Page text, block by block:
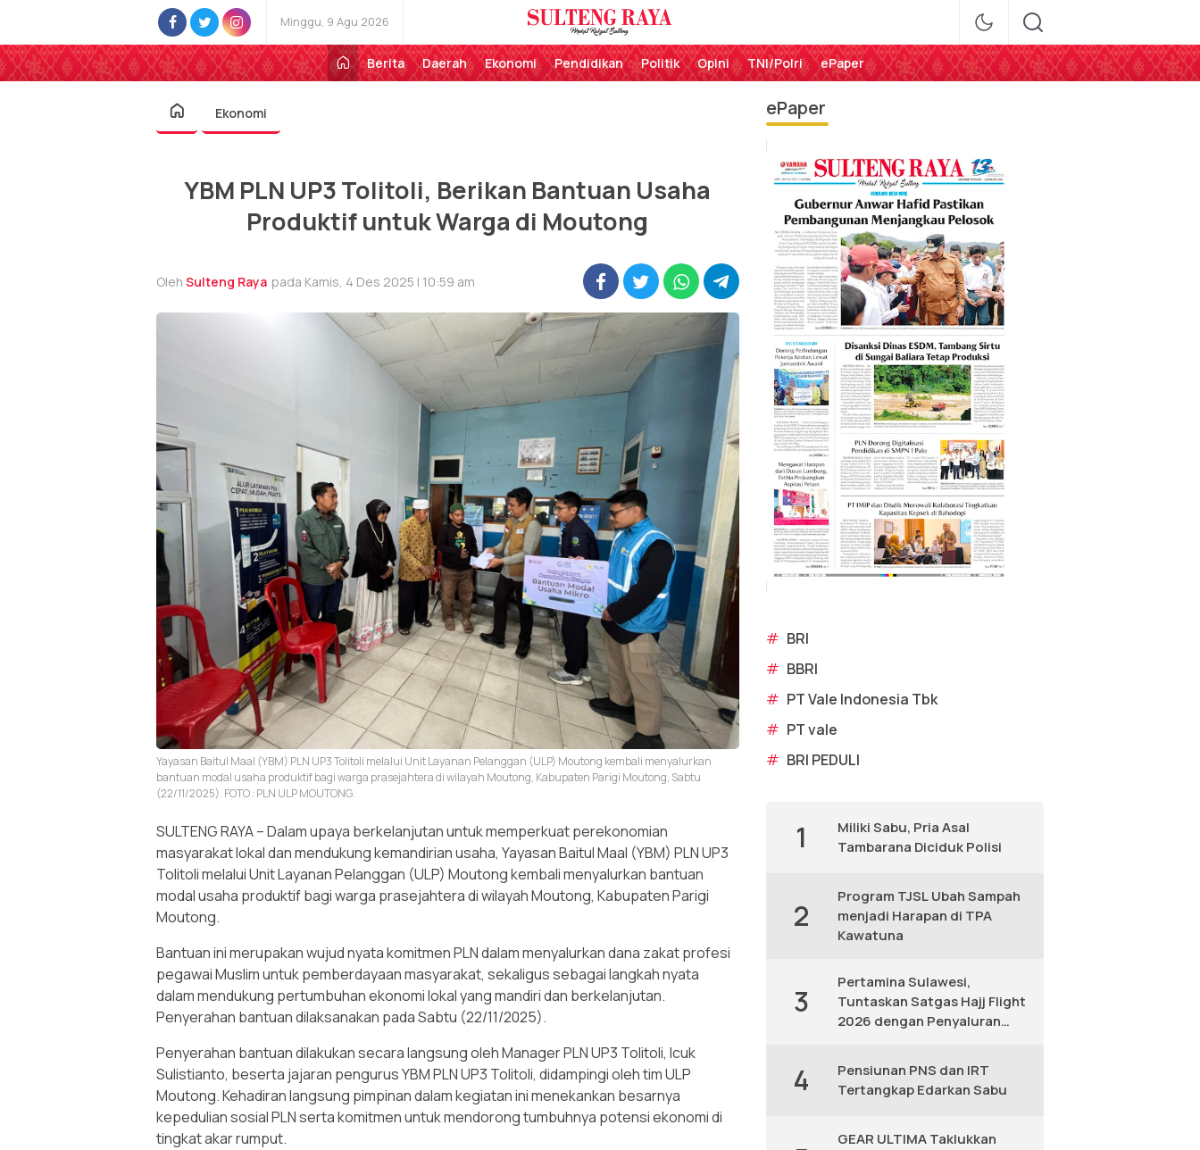
Minggu, 9 Agu 2026
Sulteng Raya
Perekat Rakyat Sulteng
Berita
Daerah Ekonomi Pendidikan Politik Opini TNI/Polri ePaper
Ekonomi
YBM PLN UP3 Tolitoli, Berikan Bantuan Usaha
Produktif untuk Warga di Moutong
Oleh Sulteng Raya pada Kamis, 4 Des 2025 | 10:59 am
Yayasan Baitul Maal (YBM) PLN UP3 Tolitoli melalui Unit Layanan Pelanggan (ULP) Moutong kembali menyalurkan
bantuan modal usaha produktif bagi warga prasejahtera di wilayah Moutong, Kabupaten Parigi Moutong, Sabtu
(22/11/2025). FOTO : PLN ULP MOUTONG.
SULTENG RAYA – Dalam upaya berkelanjutan untuk memperkuat perekonomian
masyarakat lokal dan mendukung kemandirian usaha, Yayasan Baitul Maal (YBM) PLN UP3
Tolitoli melalui Unit Layanan Pelanggan (ULP) Moutong kembali menyalurkan bantuan
modal usaha produktif bagi warga prasejahtera di wilayah Moutong, Kabupaten Parigi
Moutong.
Bantuan ini merupakan wujud nyata komitmen PLN dalam menyalurkan dana zakat profesi
pegawai Muslim untuk pemberdayaan masyarakat, sekaligus sebagai langkah nyata
dalam mendukung pertumbuhan ekonomi lokal yang mandiri dan berkelanjutan.
Penyerahan bantuan dilaksanakan pada Sabtu (22/11/2025).
Penyerahan bantuan dilakukan secara langsung oleh Manager PLN UP3 Tolitoli, Icuk
Sulistianto, beserta jajaran pengurus YBM PLN UP3 Tolitoli, didampingi oleh tim ULP
Moutong. Kehadiran langsung pimpinan dalam kegiatan ini menekankan besarnya
kepedulian sosial PLN serta komitmen untuk mendorong tumbuhnya potensi ekonomi di
tingkat akar rumput.
ePaper
# BRI
# BBRI
# PT Vale Indonesia Tbk
# PT vale
# BRI PEDULI
1
Miliki Sabu, Pria Asal
Tambarana Diciduk Polisi
2
Program TJSL Ubah Sampah
menjadi Harapan di TPA
Kawatuna
3
Pertamina Sulawesi,
Tuntaskan Satgas Hajj Flight
2026 dengan Penyaluran
4
Pensiunan PNS dan IRT
Tertangkap Edarkan Sabu
GEAR ULTIMA Taklukkan